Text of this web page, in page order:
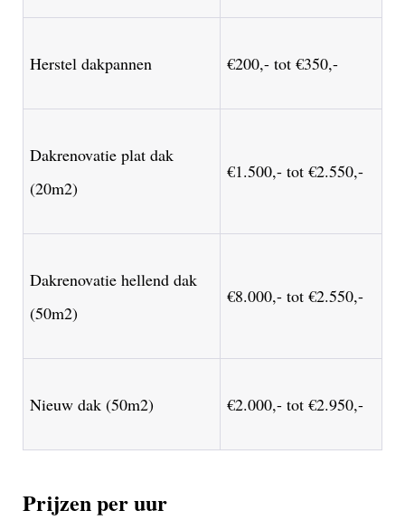
Herstel dakpannen €200,- tot €350,-
Dakrenovatie plat dak
(20m2)
€1.500,- tot €2.550,-
Dakrenovatie hellend dak
(50m2)
€8.000,- tot €2.550,-
Nieuw dak (50m2) €2.000,- tot €2.950,-
Prijzen per uur